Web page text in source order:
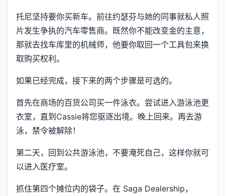
托尼坚持要你买新车。前往约瑟芬与她的同事就私人照
片发生争执的汽车零售商。既然你不能改变金的主意，
那就去找车库里的机械师，他要你取回一个工具包来换
取购买权利。
如果已经完成，接下来的两个步骤是可选的。
首先在商场的百货公司买一件泳衣。尝试进入游泳池更
衣室，直到Cassie将您驱逐出境。晚上回来。再去游
泳，禁令被解除！
第二天，回到公共游泳池，不要淹死自己，这样你就可
以进入医疗室。
抓住第四个摊位内的袋子。在 Saga Dealership，